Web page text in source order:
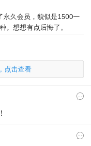
永久会员，貌似是1500一
。想想有点后悔了。
点击查看